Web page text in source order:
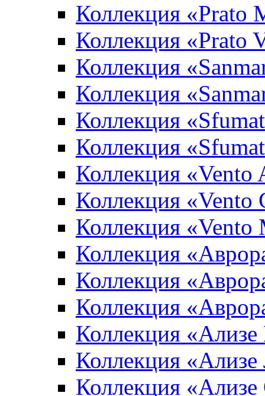
Коллекция «Prato
Коллекция «Prato
Коллекция
Коллекция
Коллекция
Коллекция
Коллекция «Vento
Коллекция «Vento
Коллекция «Vento
Коллекция
Коллекция
Коллекция
Коллекция
Коллекция
Коллекция